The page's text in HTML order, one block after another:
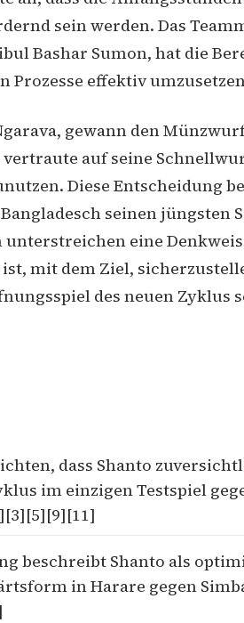
sein werden. Das
Bashar Sumon, hat die
Prozesse effektiv
gewann den
auf seine
Diese Entscheidung
seinen jüngsten
eine
mit dem Ziel,
des neuen Zyklus
dass Shanto
im einzigen Testspiel
beschreibt Shanto als
in Harare gegen